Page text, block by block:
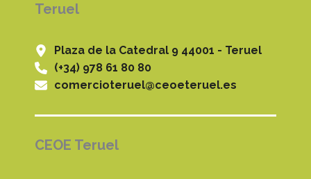
Teruel
Plaza de la Catedral 9 44001 - Teruel
(+34) 978 61 80 80
comercioteruel@ceoeteruel.es
CEOE Teruel